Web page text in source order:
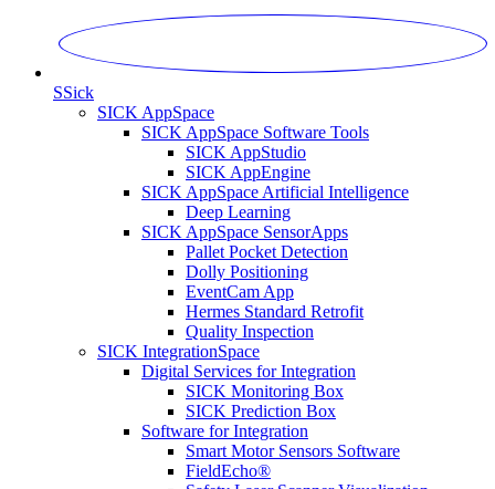
SSick
SICK AppSpace
SICK AppSpace Software Tools
SICK AppStudio
SICK AppEngine
SICK AppSpace Artificial Intelligence
Deep Learning
SICK AppSpace SensorApps
Pallet Pocket Detection
Dolly Positioning
EventCam App
Hermes Standard Retrofit
Quality Inspection
SICK IntegrationSpace
Digital Services for Integration
SICK Monitoring Box
SICK Prediction Box
Software for Integration
Smart Motor Sensors Software
FieldEcho®